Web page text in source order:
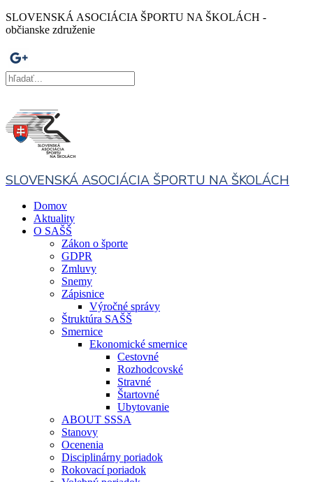
SLOVENSKÁ ASOCIÁCIA ŠPORTU NA ŠKOLÁCH -
občianske združenie
SLOVENSKÁ ASOCIÁCIA ŠPORTU NA ŠKOLÁCH
Domov
Aktuality
O SAŠŠ
Zákon o športe
GDPR
Zmluvy
Snemy
Zápisnice
Výročné správy
Štruktúra SAŠŠ
Smernice
Ekonomické smernice
Cestovné
Rozhodcovské
Stravné
Štartovné
Ubytovanie
ABOUT SSSA
Stanovy
Ocenenia
Disciplinárny poriadok
Rokovací poriadok